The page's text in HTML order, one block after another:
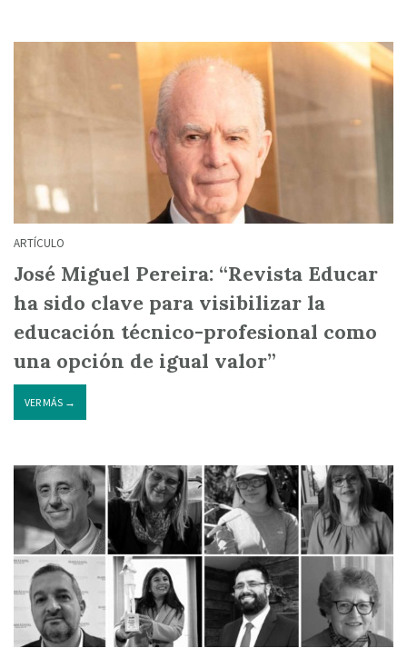
ARTÍCULO
José Miguel Pereira: “Revista Educar
ha sido clave para visibilizar la
educación técnico-profesional como
una opción de igual valor”
VER MÁS →